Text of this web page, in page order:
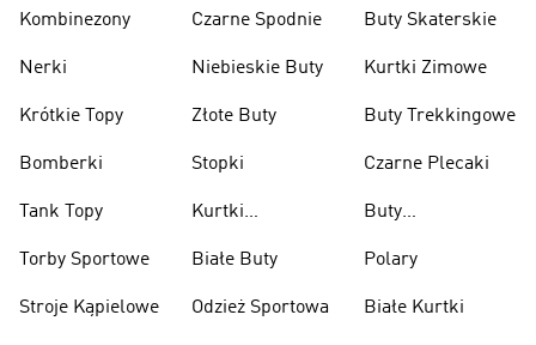
Kombinezony
Nerki
Krótkie Topy
Bomberki
Tank Topy
Torby Sportowe
Stroje Kąpielowe
Czarne Spodnie
Niebieskie Buty
Złote Buty
Stopki
Kurtki
Białe Buty
Odzież Sportowa
Buty Skaterskie
Kurtki Zimowe
Buty Trekkingowe
Czarne Plecaki
Buty
Polary
Białe Kurtki